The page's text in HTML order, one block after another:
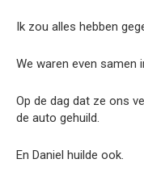
Ik zou alles hebben
We waren even samen
Op de dag dat ze ons
de auto gehuild.
En Daniel huilde ook.